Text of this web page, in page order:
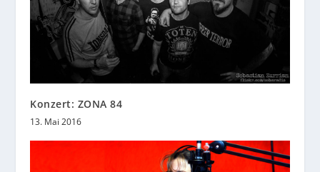
Konzert: ZONA 84
13. Mai 2016